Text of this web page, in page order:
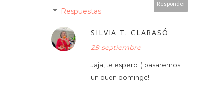
Responder
Respuestas
SILVIA T. CLARASÓ
29 septiembre
Jaja, te espero :) pasaremos
un buen domingo!